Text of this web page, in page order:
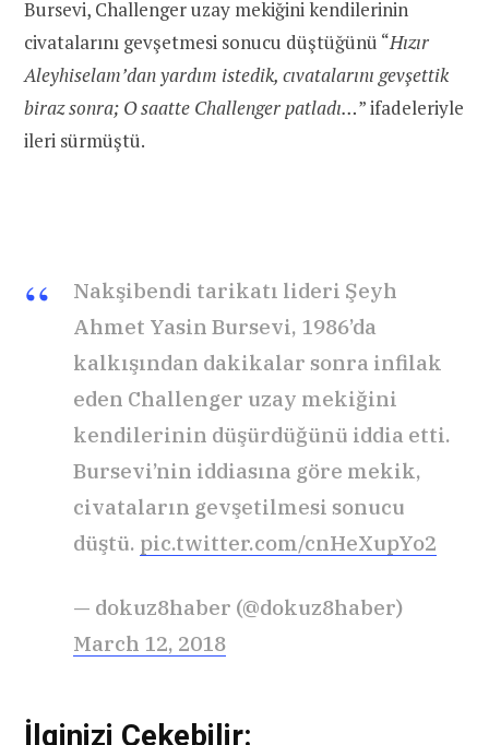
Bursevi, Challenger uzay mekiğini kendilerinin
civatalarını gevşetmesi sonucu düştüğünü “Hızır
Aleyhiselam’dan yardım istedik, cıvatalarını gevşettik
biraz sonra; O saatte Challengerpatladı…” ifadeleriyle
ileri sürmüştü.
Nakşibendi tarikatı lideri Şeyh
Ahmet Yasin Bursevi, 1986’da
kalkışından dakikalar sonra infilak
eden Challenger uzay mekiğini
kendilerinin düşürdüğünü iddia etti.
Bursevi’nin iddiasına göre mekik,
civataların gevşetilmesi sonucu
düştü. pic.twitter.com/cnHeXupYo2
— dokuz8haber (@dokuz8haber)
March 12, 2018
İlginizi Çekebilir: